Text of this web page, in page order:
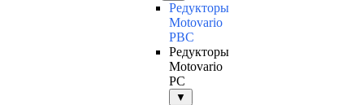
Редукторы
Motovario
PBC
Редукторы
Motovario
PC
▼